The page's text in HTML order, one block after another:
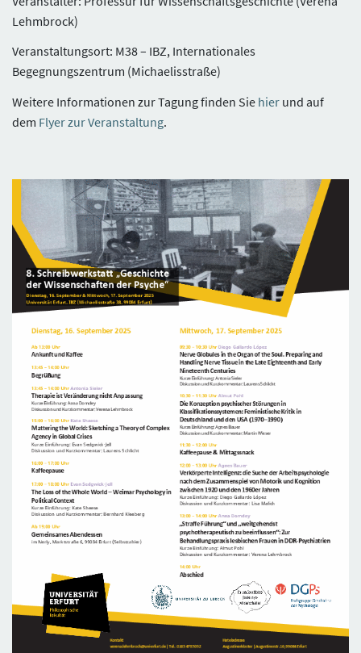
Lehmbrock)
Veranstaltungsort: M38 – IBZ, Internationales
Begegnungszentrum (Michaelisstraße)
Weitere Informationen zur Tagung finden Sie hier und auf
dem Flyer zur Veranstaltung.